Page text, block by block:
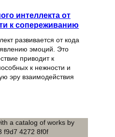
интеллекта от
к сопереживанию
развивается от кода
эмоций. Это
приводит к
к нежности и
эру взаимодействия